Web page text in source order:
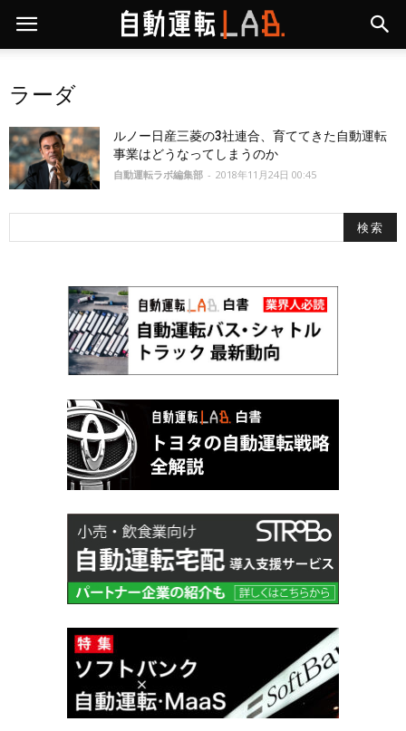
ラーダ
ルノー日産三菱の3社連合、育ててきた自動運転
事業はどうなってしまうのか
自動運転ラボ編集部 - 2018年11月24日 00:45